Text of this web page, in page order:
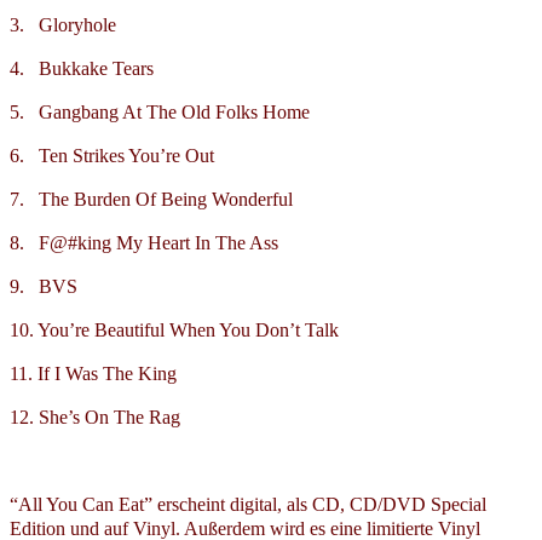
3. Gloryhole
4. Bukkake Tears
5. Gangbang At The Old Folks Home
6. Ten Strikes You’re Out
7. The Burden Of Being Wonderful
8. F@#king My Heart In The Ass
9. BVS
10. You’re Beautiful When You Don’t Talk
11. If I Was The King
12. She’s On The Rag
“All You Can Eat” erscheint digital, als CD, CD/DVD Special
Edition und auf Vinyl. Außerdem wird es eine limitierte Vinyl